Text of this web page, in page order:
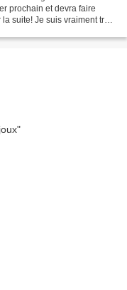
prochain et devra faire
suite! Je suis vraiment très